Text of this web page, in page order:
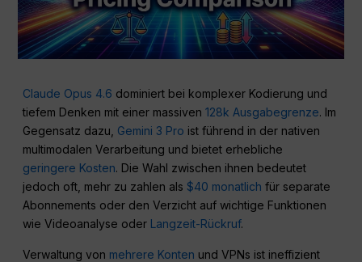
Claude Opus 4.6 dominiert bei komplexer Kodierung und
tiefem Denken mit einer massiven128k Ausgabegrenze. Im
Gegensatz dazu, Gemini 3 Pro ist führend in der nativen
multimodalen Verarbeitung und bietet erhebliche
geringere Kosten. Die Wahl zwischen ihnen bedeutet
jedoch oft, mehr zu zahlen als$40 monatlich für separate
Abonnements oder den Verzicht auf wichtige Funktionen
wie Videoanalyse oder Langzeit-Rückruf.
Verwaltung von mehrere Konten und VPNs ist ineffizient